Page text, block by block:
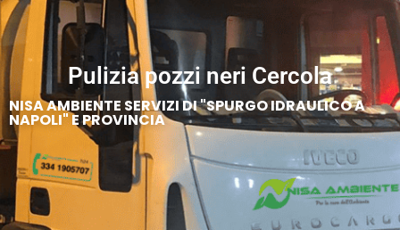
Pulizia pozzi neri Cercola
NISA AMBIENTE SERVIZI DI "SPURGO IDRAULICO A
NAPOLI" E PROVINCIA